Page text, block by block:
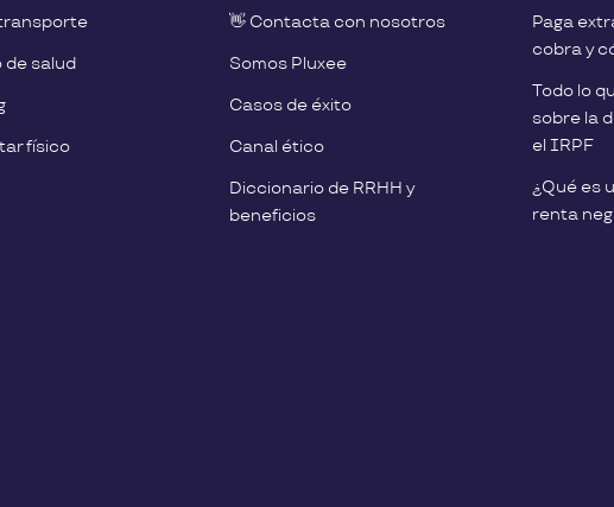
de salud
físico
👋 Contacta con nosotros
Somos Pluxee
Casos de éxito
Canal ético
Diccionario de RRHH y
beneficios
Paga
cobra y
Todo lo
sobre la
el IRPF
¿Qué es
renta